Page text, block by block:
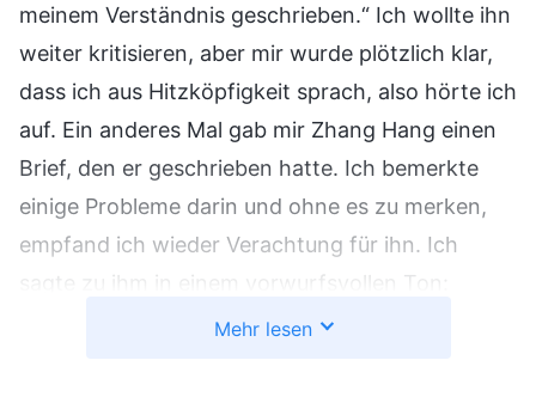
meinem Verständnis geschrieben.“ Ich wollte ihn
weiter kritisieren, aber mir wurde plötzlich klar,
dass ich aus Hitzköpfigkeit sprach, also hörte ich
auf. Ein anderes Mal gab mir Zhang Hang einen
Brief, den er geschrieben hatte. Ich bemerkte
einige Probleme darin und ohne es zu merken,
empfand ich wieder Verachtung für ihn. Ich
sagte zu ihm in einem vorwurfsvollen Ton:
„Schau, hier betrachtest du dieses Problem zu
Mehr lesen